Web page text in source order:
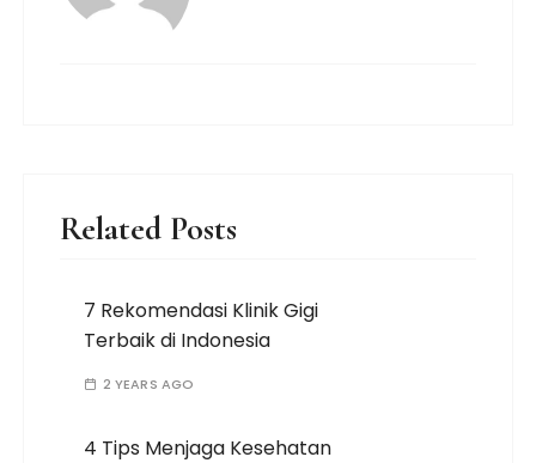
Related Posts
7 Rekomendasi Klinik Gigi
Terbaik di Indonesia
2 YEARS AGO
4 Tips Menjaga Kesehatan